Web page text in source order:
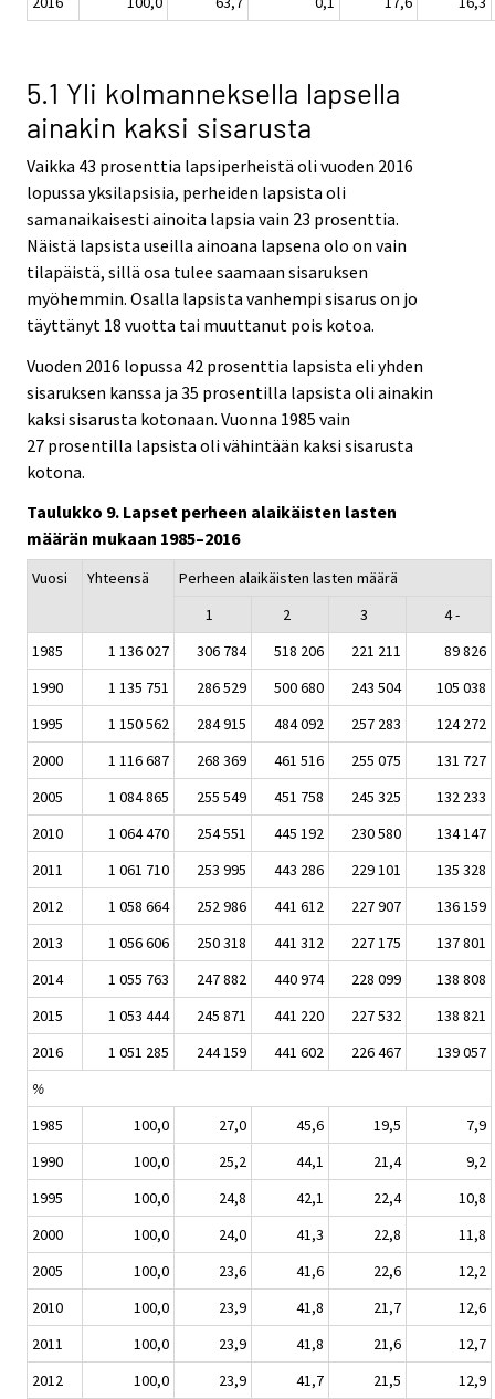
5.1 Yli kolmanneksella lapsella
ainakin kaksi sisarusta
Vaikka 43 prosenttia lapsiperheistä oli vuoden 2016
lopussa yksilapsisia, perheiden lapsista oli
samanaikaisesti ainoita lapsia vain 23 prosenttia.
Näistä lapsista useilla ainoana lapsena olo on vain
tilapäistä, sillä osa tulee saamaan sisaruksen
myöhemmin. Osalla lapsista vanhempi sisarus on jo
täyttänyt 18 vuotta tai muuttanut pois kotoa.
Vuoden 2016 lopussa 42 prosenttia lapsista eli yhden
sisaruksen kanssa ja 35 prosentilla lapsista oli ainakin
kaksi sisarusta kotonaan. Vuonna 1985 vain
27 prosentilla lapsista oli vähintään kaksi sisarusta
kotona.
Taulukko 9. Lapset perheen alaikäisten lasten
määrän mukaan 1985–2016
Vuosi Yhteensä
Perheen alaikäisten lasten määrä
1
2 3
4 -
1985
1 136 027 306 784 518 206 221 211
89 826
1990
1 135 751 286 529 500 680 243 504
105 038
1995
1 150 562 284 915 484 092 257 283
124 272
2000
1 116 687 268 369 461 516 255 075
131 727
2005
1 084 865 255 549 451 758 245 325
132 233
2010
1 064 470 254 551 445 192 230 580
134 147
2011
1 061 710 253 995 443 286 229 101
135 328
2012
1 058 664 252 986 441 612 227 907
136 159
2013
1 056 606 250 318 441 312 227 175
137 801
2014
1 055 763 247 882 440 974 228 099
138 808
2015
1 053 444 245 871 441 220 227 532
138 821
2016
1 051 285 244 159 441 602 226 467
139 057
%
1985
100,0 27,0 45,6 19,5
7,9
1990
100,0 25,2 44,1 21,4
9,2
1995
100,0 24,8 42,1 22,4
10,8
2000
100,0 24,0 41,3 22,8
11,8
2005
100,0 23,6 41,6 22,6
12,2
2010
100,0 23,9 41,8 21,7
12,6
2011
100,0 23,9 41,8 21,6
12,7
2012
100,0 23,9 41,7 21,5 12,9